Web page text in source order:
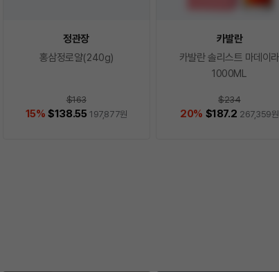
정관장
홍삼정로얄(240g)
$163
15% $138.55 197,877원
카발란
카발란 솔리스트 마데이라
1000ML
$234
20% $187.2 267,359원